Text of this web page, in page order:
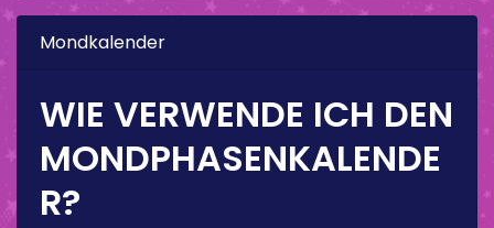
Mondkalender
WIE VERWENDE ICH DEN
MONDPHASENKALENDE
R?